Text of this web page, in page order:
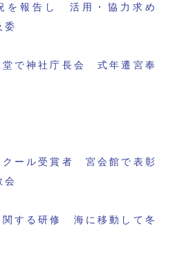
を報告し 活用・協力求め
委
堂で神社庁長会 式年遷宮奉
クール受賞者 宮会館で表彰
関する研修 海に移動して冬